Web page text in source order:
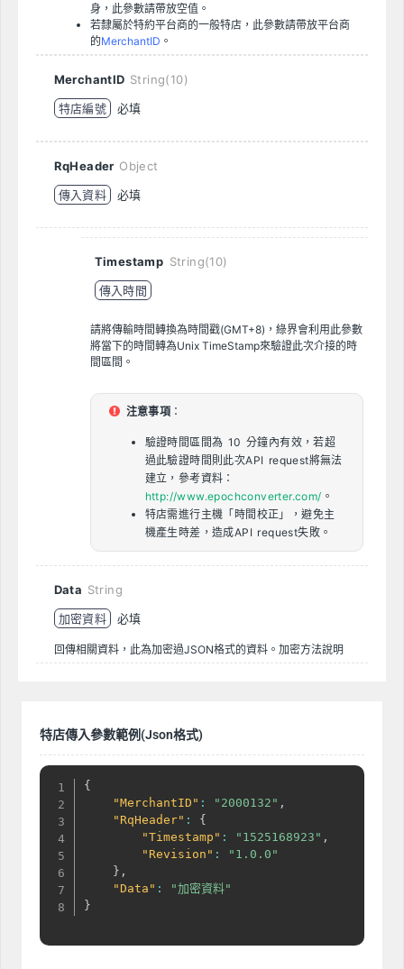
身，此參數請帶放空值。
若隸屬於特約平台商的一般特店，此參數請帶放平台商
的MerchantID 。
MerchantID String(10)
特店編號
必填
RqHeader Object
傳入資料
必填
Timestamp String(10)
傳入時間
請將傳輸時間轉換為時間戳(GMT+8)，綠界會利用此參數
將當下的時間轉為Unix TimeStamp來驗證此次介接的時
間區間。
注意事項 ：
驗證時間區間為 10 分鐘內有效，若超
過此驗證時間則此次API request將無法
建立，參考資料：
http://www.epochconverter.com/ 。
特店需進行主機「時間校正」，避免主
機產生時差，造成API request失敗。
Data String
加密資料
必填
回傳相關資料，此為加密過JSON格式的資料。加密方法說明
特店傳入參數範例(Json格式)
{
"MerchantID" : "2000132" ,
"RqHeader" :
{
"Timestamp" : "1525168923" ,
"Revision" :
"1.0.0"
} ,
"Data" :
"加密資料"
}